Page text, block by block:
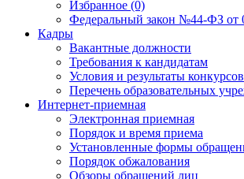
Избранное (0)
Федеральный закон №44-ФЗ от
Кадры
Вакантные должности
Требования к кандидатам
Условия и результаты конкурсов
Перечень образовательных
Интернет-приемная
Электронная приемная
Порядок и время приема
Установленные формы
Порядок обжалования
Обзоры обращений лиц